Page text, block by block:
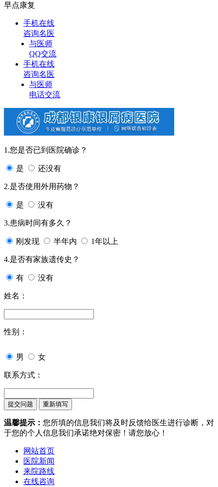
早点康复
手机在线
咨询名医
与医师
QQ交流
手机在线
咨询名医
与医师
电话交流
1.您是否已到医院确诊？
是 还没有
2.是否使用外用药物？
是 没有
3.患病时间有多久？
刚发现 半年内 1年以上
4.是否有家族遗传史？
有 没有
姓名：
性别：
男 女
联系方式：
温馨提示： 您所填的信息我们将及时反馈给医生进行诊断，对
于您的个人信息我们承诺绝对保密！请您放心！
网站首页
医院新闻
来院路线
在线咨询